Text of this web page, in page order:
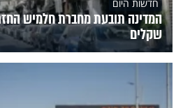
חדשות היום
שקלים